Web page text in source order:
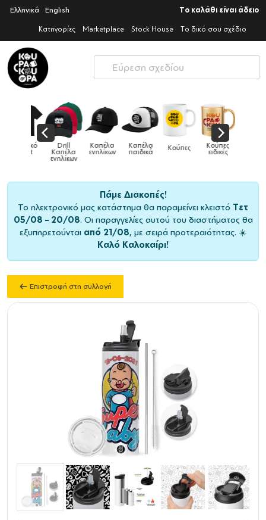
Ελληνικά English Το καλάθι είναι άδειο
Κατηγορίες Marketplace Stock House Το δικό σου σχέδιο
Καπέλα
ενηλίκων
Καπέλα
ενηλίκων
Καπέλα
παιδικά Κούπες Κούπες
ειδικές χρωματιστές
Πάμε Διακοπές!
Το ηλεκτρονικό μας κατάστημα θα παραμείνει κλειστό Τετ
05/08 – 20/08. Οι παραγγελίες αυτού του διαστήματος θα
εξυπηρετούνται από 21/08, με σειρά προτεραιότητας. ☀️
Καλό Καλοκαίρι!
Επιστροφή στη συλλογή